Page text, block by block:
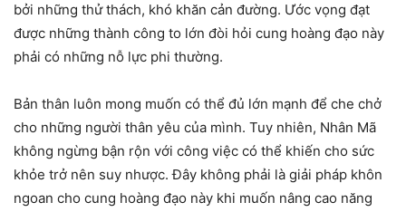
bởi những thử thách, khó khăn cản đường. Ước vọng đạt
được những thành công to lớn đòi hỏi cung hoàng đạo này
phải có những nỗ lực phi thường.
Bản thân luôn mong muốn có thể đủ lớn mạnh để che chở
cho những người thân yêu của mình. Tuy nhiên, Nhân Mã
không ngừng bận rộn với công việc có thể khiến cho sức
khỏe trở nên suy nhược. Đây không phải là giải pháp khôn
ngoan cho cung hoàng đạo này khi muốn nâng cao năng